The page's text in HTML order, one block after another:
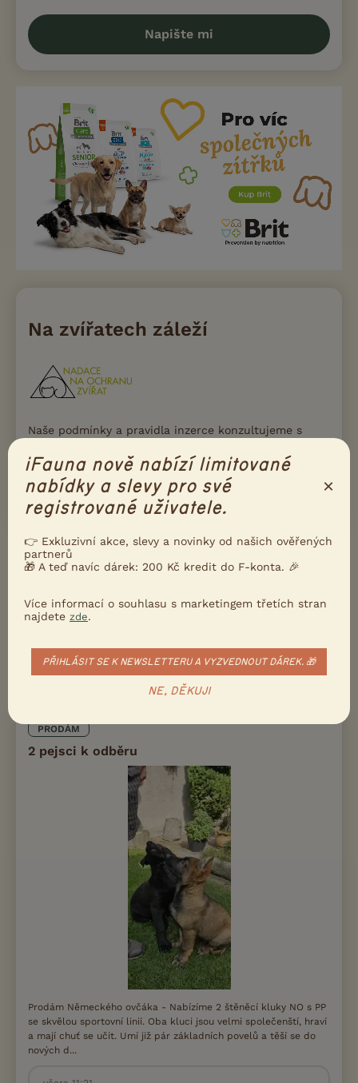
Napište mi
Na zvířatech záleží
Naše podmínky a pravidla inzerce konzultujeme s
krok s aktuální legislativou, i s principy moderního
a etického chovu zvířat.
Přečtete si víc
Nahlásit inzerát
DALŠÍ INZERÁTY S NABÍDKOUNĚMECKÝ
PRODÁM
2 pejsci k odběru
Prodám Německého ovčáka - Nabízíme 2 štěněcí kluky NO s PP
se skvělou sportovní linií. Oba kluci jsou velmi společenští, hraví
a mají chuť se učit. Umí již pár základních povelů a těší se do
nových d...
iFauna nově nabízí limitované
nabídky a slevy pro své
registrované uživatele.
×
👉 Exkluzivní akce, slevy a novinky od našich ověřených
partnerů
🎁 A teď navíc dárek: 200 Kč kredit do F-konta. 🎉
Více informací o souhlasu s marketingem třetích stran
najdete zde.
PŘIHLÁSIT SE K NEWSLETTERU A VYZVEDNOUT DÁREK. 🎁
NE, DĚKUJI